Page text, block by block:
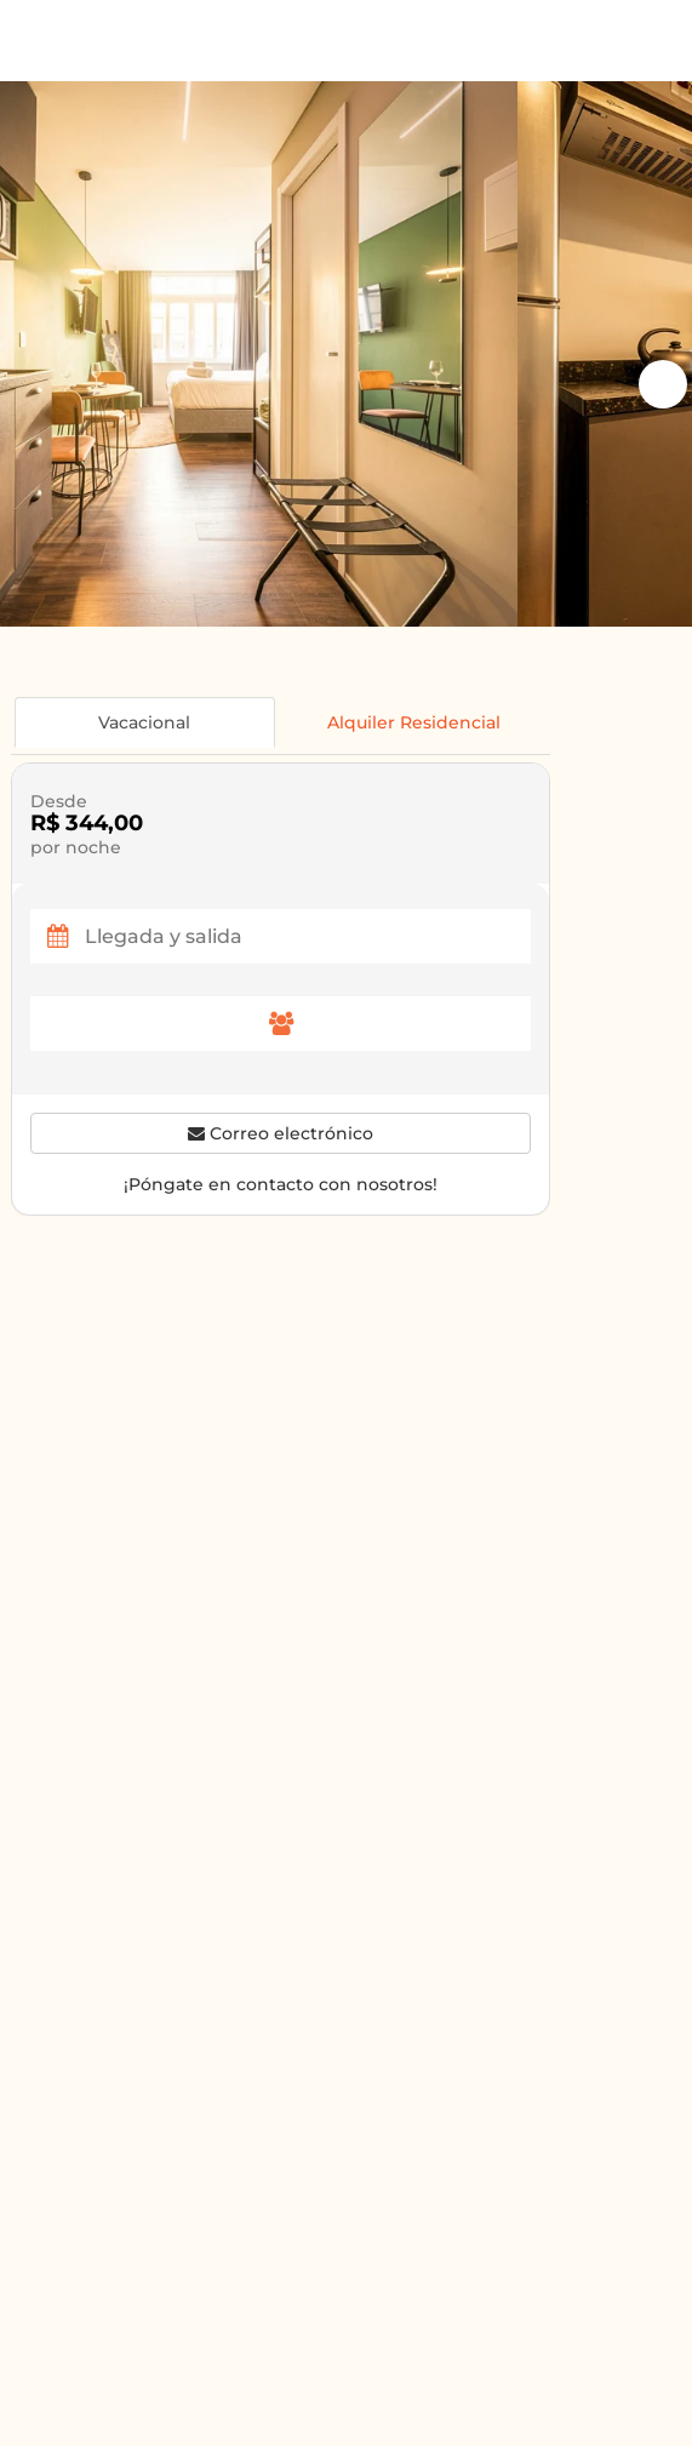
Vacacional Alquiler Residencial
Desde
R$ 344,00
por noche
Correo electrónico
¡Póngate en contacto con nosotros!